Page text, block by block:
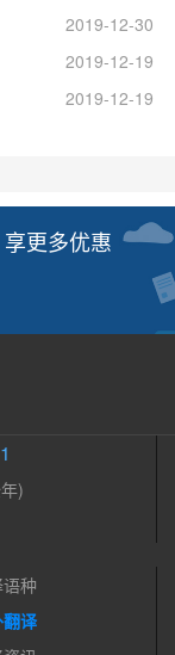
2019-12-30
2019-12-19
2019-12-19
更多优惠
)
种
译